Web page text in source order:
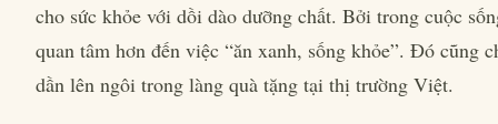
cho sức khỏe với dồi dào dưỡng chất. Bởi trong cuộc
quan tâm hơn đến việc “ăn xanh, sống khỏe”. Đó cũng
dần lên ngôi trong làng quà tặng tại thị trường Việt.